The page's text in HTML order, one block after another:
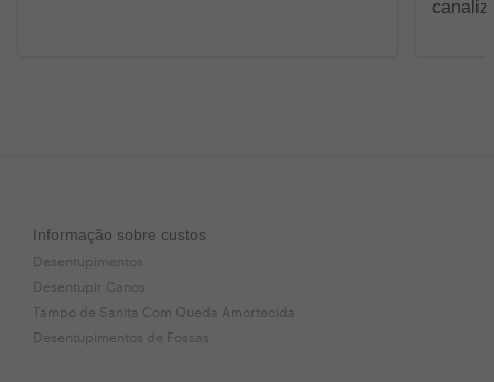
Informação sobre custos
Desentupimentos
Desentupir Canos
Tampo de Sanita Com Queda Amortecida
Desentupimentos de Fossas